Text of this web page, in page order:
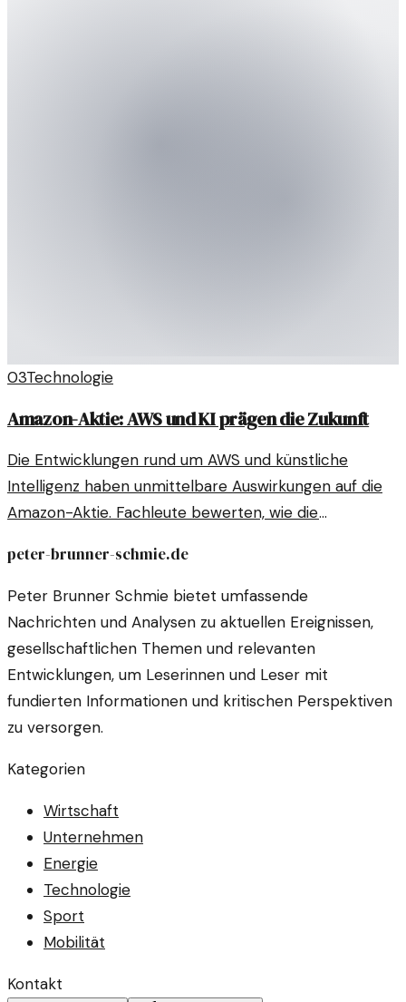
03Technologie
Amazon-Aktie: AWS und KI prägen die Zukunft
Die Entwicklungen rund um AWS und künstliche
Intelligenz haben unmittelbare Auswirkungen auf die
Amazon-Aktie. Fachleute bewerten, wie die
peter-brunner-schmie.de
Peter Brunner Schmie bietet umfassende
Nachrichten und Analysen zu aktuellen Ereignissen,
gesellschaftlichen Themen und relevanten
Entwicklungen, um Leserinnen und Leser mit
fundierten Informationen und kritischen Perspektiven
zu versorgen.
Kategorien
Wirtschaft
Unternehmen
Energie
Technologie
Sport
Mobilität
Kontakt